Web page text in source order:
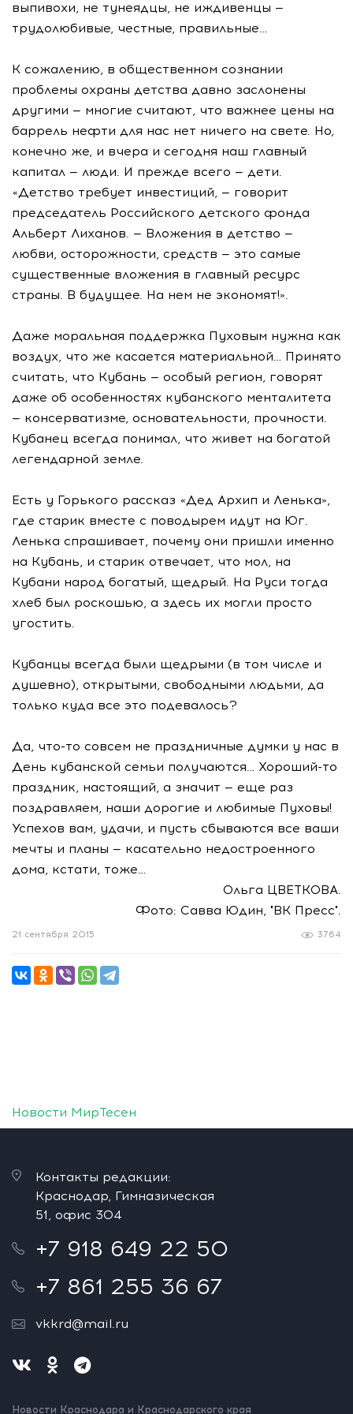
выпивохи, не тунеядцы, не иждивенцы —
трудолюбивые, честные, правильные…
К сожалению, в общественном сознании
проблемы охраны детства давно заслонены
другими — многие считают, что важнее цены на
баррель нефти для нас нет ничего на свете. Но,
конечно же, и вчера и сегодня наш главный
капитал — люди. И прежде всего — дети.
«Детство требует инвестиций, — говорит
председатель Российского детского фонда
Альберт Лиханов. — Вложения в детство —
любви, осторожности, средств — это самые
существенные вложения в главный ресурс
страны. В будущее. На нем не экономят!».
Даже моральная поддержка Пуховым нужна как
воздух, что же касается материальной… Принято
считать, что Кубань — особый регион, говорят
даже об особенностях кубанского менталитета
— консерватизме, основательности, прочности.
Кубанец всегда понимал, что живет на богатой
легендарной земле.
Есть у Горького рассказ «Дед Архип и Ленька»,
где старик вместе с поводырем идут на Юг.
Ленька спрашивает, почему они пришли именно
на Кубань, и старик отвечает, что мол, на
Кубани народ богатый, щедрый. На Руси тогда
хлеб был роскошью, а здесь их могли просто
угостить.
Кубанцы всегда были щедрыми (в том числе и
душевно), открытыми, свободными людьми, да
только куда все это подевалось?
Да, что-то совсем не праздничные думки у нас в
День кубанской семьи получаются… Хороший-то
праздник, настоящий, а значит — еще раз
поздравляем, наши дорогие и любимые Пуховы!
Успехов вам, удачи, и пусть сбываются все ваши
мечты и планы — касательно недостроенного
дома, кстати, тоже…
Ольга ЦВЕТКОВА.
Фото: Савва Юдин, "ВК Пресс".
3764
21 сентября 2015
Новости МирТесен
Контакты редакции:
Краснодар, Гимназическая
51, офис 304
+7 918 649 22 50
+7 861 255 36 67
vkkrd@mail.ru
Новости Краснодара и Краснодарского края